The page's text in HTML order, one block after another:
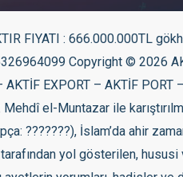
ona gelecek ve “ey Mehdi! Bana da ver, bana da ver!” diyecek; Mehdi de onun esvabını taşıyabildiği kadar dolduracaktır.” [24] -Ebu Said El-Hudri’den rivayet edilmiştir; dedi ki: “Peygamberimizden sonra bir hadise baş göstermesinden korktuk ve Resulullah’a sorduk, buyurdu ki: Ümmetimde Mehdi vardır; çıkacak ve beş veya yedi veya dokuz -şübhe eden, ravilerden Zeydi’dir- yaşayacaktır.” (Tirmizî) – Ehl-i beyt’imden bir zat yeryüzüne hakim olmadıkça kıyamet kopmaz. Onun alnı açıktır, kemer burunludur. Yeryüzü zulümle dolu iken, o, Dünya’yı adaletle doldurur. İdaresi yedi yıl sürer. (Müslim) -“Allah Resulu buyurdu: İmamınız aranızda olduğu halde, Meryem oğlu nazıl olduğu zaman haliniz nasıl olacak [25] -“Allah Resulu: Ümmetimden her zaman Kıyamet gününe kadar hak yolunda savaşan bir grup olacak. İsa bin Meryem inecek ve Müslümanların emiri ona söyleyecek: “Namazımızı kıldır” O söyleyecek: “Hayr. Sizlerden bazınız diğerine emirdir. Bununla Allah bu ümmeti üstün etmiştir.”[26] – Ümmetim yağmur gibidir, sonu mu, yoksa başlangıcı mı hayırlıdır, bilinmez. Evveli ben, ortası Mehdi ve sonu Mesih olan bir ümmet, asla helâk olmaz. (Tirmizî) Ayrıca bakınız: Mesih, Deccal ve Süfyan Tarihsel gelişim Mehdi deyimi “bir inanç olarak” tarihte ilk kez Keysanilik hareketinde ilk imam olarak bilinen Ali’nin oğlu Muhammed bin el-Hânifîyye için kullanılmıştır. Ayrıca Haris b. Süreyye, Abdullah bin Zübeyr, Ali’nin kölesi Keysan, oğlu Hüseyin, Abdullah bin Zübeyr, Muhtar es Sakafiye bağlı Ali, Emevi halifesi Süleyman bin Abdülmelik ve Yezid’in oğlu Ebu Muhammed için de mehdilik iddia veya isnadları bulunmaktadır.[14] Ayrıca Mehdilik İbrahim’e, Muhammed’e, Dört Büyük Halife’ye ve Abbasiler’in 34. halifesi olan Nasır’a da atfedilen sıfatlardandır.[kaynak belirtilmeli] Emeviler’in son döneminde Mehdi inanışı yayılmıştır. Abbasiler bu inanıştan istifade ederek